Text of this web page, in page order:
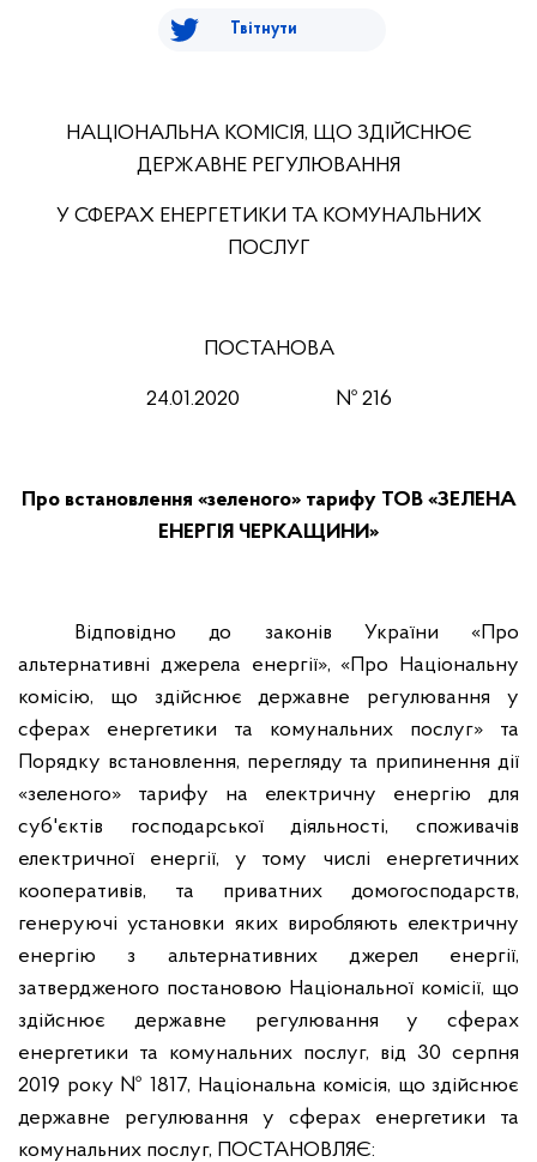
Твітнути
НАЦІОНАЛЬНА КОМІСІЯ, ЩО ЗДІЙСНЮЄ
ДЕРЖАВНЕ РЕГУЛЮВАННЯ
У СФЕРАХ ЕНЕРГЕТИКИ ТА КОМУНАЛЬНИХ
ПОСЛУГ
ПОСТАНОВА
24.01.2020 № 216
Про встановлення «зеленого» тарифу ТОВ «ЗЕЛЕНА
ЕНЕРГІЯ ЧЕРКАЩИНИ»
Відповідно до законів України «Про
альтернативні джерела енергії», «Про Національну
комісію, що здійснює державне регулювання у
сферах енергетики та комунальних послуг» та
Порядку встановлення, перегляду та припинення дії
«зеленого» тарифу на електричну енергію для
суб'єктів господарської діяльності, споживачів
електричної енергії, у тому числі енергетичних
кооперативів, та приватних домогосподарств,
генеруючі установки яких виробляють електричну
енергію з альтернативних джерел енергії,
затвердженого постановою Національної комісії, що
здійснює державне регулювання у сферах
енергетики та комунальних послуг, від 30 серпня
2019 року № 1817, Національна комісія, що здійснює
державне регулювання у сферах енергетики та
комунальних послуг, ПОСТАНОВЛЯЄ: